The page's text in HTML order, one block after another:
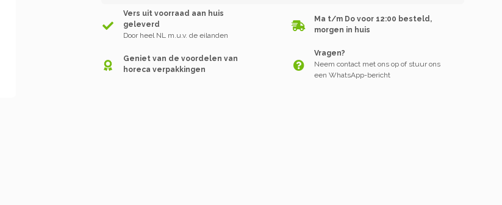
Vers uit voorraad aan huis
geleverd
Door heel NL m.u.v. de eilanden
Ma t/m Do voor 12:00 besteld,
morgen in huis
Geniet van de voordelen van
horeca verpakkingen
Vragen?
Neem contact met ons op of stuur ons
een WhatsApp-bericht